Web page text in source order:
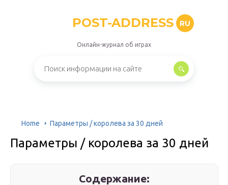
POST-ADDRESS RU
Онлайн-журнал об играх
Home Параметры / королева за 30 дней
Параметры / королева за 30 дней
Содержание: